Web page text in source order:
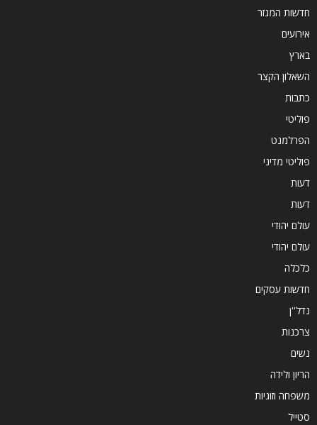
חדשות המגזר
אירועים
בארץ
השאלון הקצר
כתבות
פוליטי
הפרלמנט
פוליטי מדיני
דעות
דעות
עולם יהודי
עולם יהודי
כלכלה
חדשות עסקים
נדל''ן
צרכנות
נשים
הריון ולידה
משפחה וזוגיות
סטייל